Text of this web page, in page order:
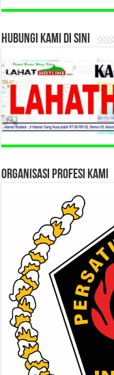
HUBUNGI KAMI DI SINI
ORGANISASI PROFESI KAMI